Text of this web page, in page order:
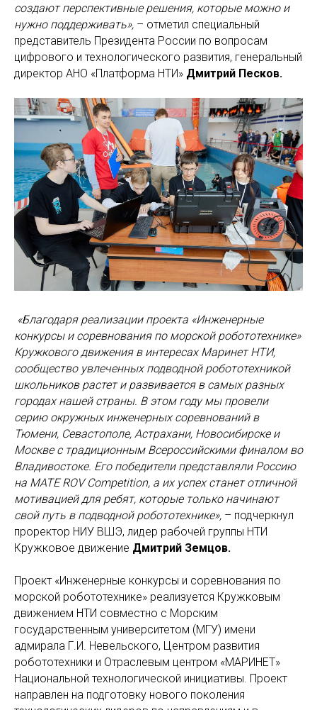
создают перспективные решения, которые можно и
нужно поддерживать», – отметил специальный
представитель Президента России по вопросам
цифрового и технологического развития, генеральный
директор АНО «Платформа НТИ» Дмитрий Песков.
«Благодаря реализации проекта «Инженерные
конкурсы и соревнования по морской робототехнике»
Кружкового движения в интересах Маринет НТИ,
сообщество увлеченных подводной робототехникой
школьников растет и развивается в самых разных
городах нашей страны. В этом году мы провели
серию окружных инженерных соревнований в
Тюмени, Севастополе, Астрахани, Новосибирске и
Москве с традиционным Всероссийскими финалом во
Владивостоке. Его победители представляли Россию
на MATE ROV Competition, а их успех станет отличной
мотивацией для ребят, которые только начинают
свой путь в подводной робототехнике», – подчеркнул
проректор НИУ ВШЭ, лидер рабочей группы НТИ
Кружковое движение Дмитрий Земцов.
Проект «Инженерные конкурсы и соревнования по
морской робототехнике» реализуется Кружковым
движением НТИ совместно с Морским
государственным университетом (МГУ) имени
адмирала Г.И. Невельского, Центром развития
робототехники и Отраслевым центром «МАРИНЕТ»
Национальной технологической инициативы. Проект
направлен на подготовку нового поколения